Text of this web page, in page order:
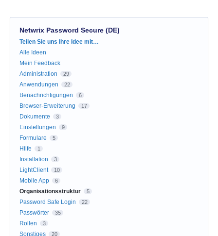
Netwrix Password Secure (DE)
Kategorien
Teilen Sie uns Ihre Idee mit…
Alle Ideen
Mein Feedback
Administration
29
Anwendungen 22
Benachrichtigungen 6
Browser-Erweiterung 17
Dokumente 3
Einstellungen 9
Formulare 5
Hilfe 1
Installation 3
LightClient 10
Mobile App 6
Organisationsstruktur 5
Password Safe Login 22
Passwörter 35
Rollen 3
Sonstiges 20